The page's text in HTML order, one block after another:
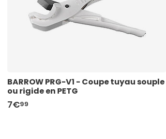
BARROW PRG-V1 - Coupe tuyau souple
ou rigide en PETG
7€99